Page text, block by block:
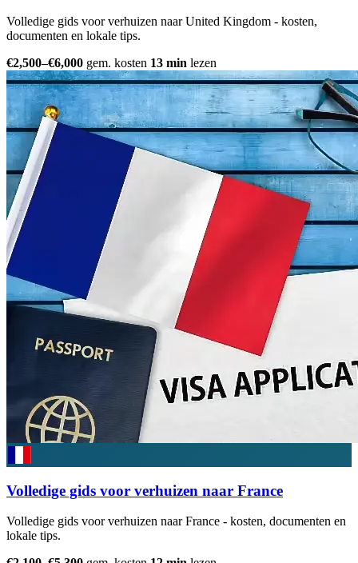
Volledige gids voor verhuizen naar United Kingdom - kosten,
documenten en lokale tips.
€2,500–€6,000 gem. kosten 13 min lezen
Volledige gids voor verhuizen naar France
Volledige gids voor verhuizen naar France - kosten, documenten en
lokale tips.